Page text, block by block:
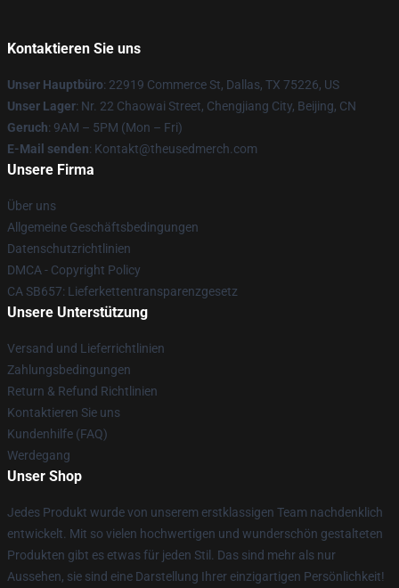
Kontaktieren Sie uns
Unser Hauptbüro: 22919 Commerce St, Dallas, TX 75226, US
Unser Lager: Nr. 22 Chaowai Street, Chengjiang City, Beijing, CN
Geruch: 9AM – 5PM (Mon – Fri)
E-Mail senden: Kontakt@theusedmerch.com
Unsere Firma
Über uns
Allgemeine Geschäftsbedingungen
Datenschutzrichtlinien
DMCA - Copyright Policy
CA SB657: Lieferkettentransparenzgesetz
Unsere Unterstützung
Versand und Lieferrichtlinien
Zahlungsbedingungen
Return & Refund Richtlinien
Kontaktieren Sie uns
Kundenhilfe (FAQ)
Werdegang
Unser Shop
Jedes Produkt wurde von unserem erstklassigen Team nachdenklich
entwickelt. Mit so vielen hochwertigen und wunderschön gestalteten
Produkten gibt es etwas für jeden Stil. Das sind mehr als nur
Aussehen, sie sind eine Darstellung Ihrer einzigartigen Persönlichkeit!